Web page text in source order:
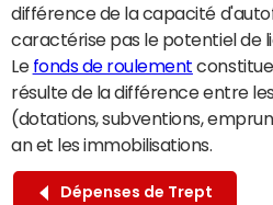
différence de la capacité
caractérise pas le potentiel de
Le fonds de roulement
résulte de la différence entre
(dotations, subventions,
an et les immobilisations.
Dépenses de Trept